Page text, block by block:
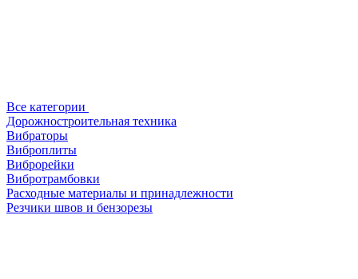
Все категории
Дорожностроительная техника
Вибраторы
Виброплиты
Виброрейки
Вибротрамбовки
Расходные материалы и принадлежности
Резчики швов и бензорезы